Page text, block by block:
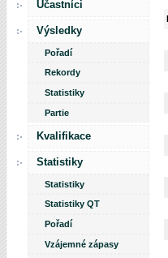
Účastníci
Výsledky
Pořadí
Rekordy
Statistiky
Partie
Kvalifikace
Statistiky
Statistiky
Statistiky QT
Pořadí
Vzájemné zápasy